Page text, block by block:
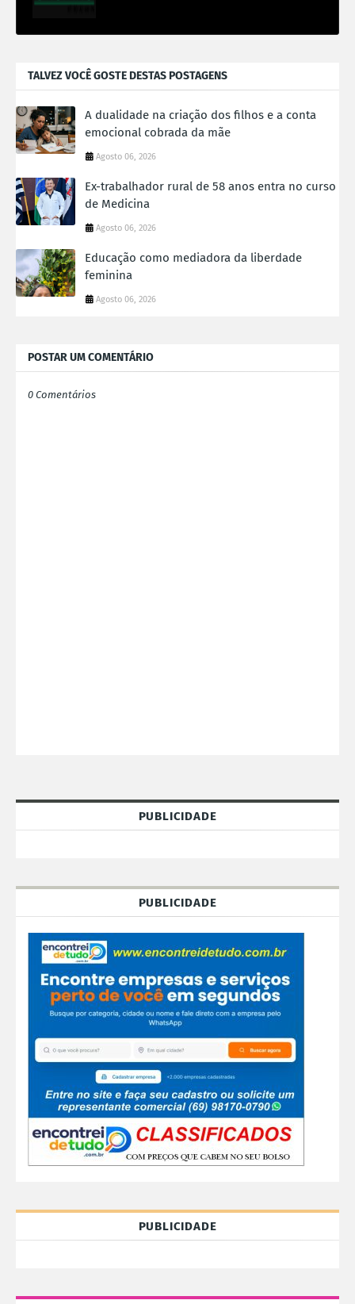
TALVEZ VOCÊ GOSTE DESTAS POSTAGENS
A dualidade na criação dos filhos e a conta
emocional cobrada da mãe
Agosto 06, 2026
Ex-trabalhador rural de 58 anos entra no curso
de Medicina
Agosto 06, 2026
Educação como mediadora da liberdade
feminina
Agosto 06, 2026
POSTAR UM COMENTÁRIO
0 Comentários
PUBLICIDADE
PUBLICIDADE
PUBLICIDADE